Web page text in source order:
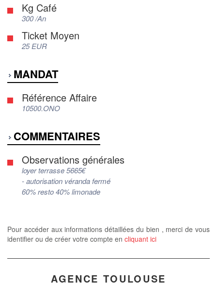
Kg Café
300 /An
Ticket Moyen
25 EUR
MANDAT
Référence Affaire
10500.ONO
COMMENTAIRES
Observations générales
loyer terrasse 5665€
- autorisation véranda fermé
60% resto 40% limonade
Pour accéder aux informations détaillées du bien , merci de vous
identifier ou de créer votre compte en cliquant ici
AGENCE TOULOUSE